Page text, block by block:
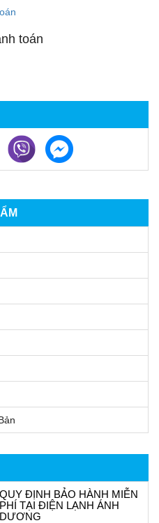
QUY ĐỊNH BẢO HÀNH MIỄN
PHÍ TẠI ĐIỆN LẠNH ÁNH
DƯƠNG
toán